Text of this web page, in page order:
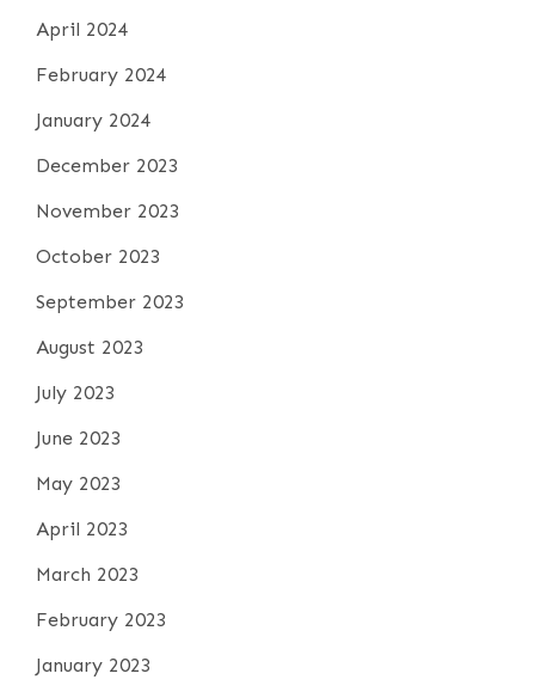
April 2024
February 2024
January 2024
December 2023
November 2023
October 2023
September 2023
August 2023
July 2023
June 2023
May 2023
April 2023
March 2023
February 2023
January 2023